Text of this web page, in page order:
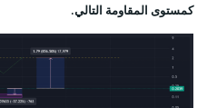
كمستوى المقاومة التالي.